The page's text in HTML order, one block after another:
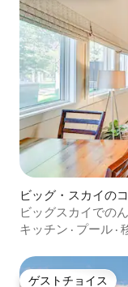
ビッグ・スカイの
ビッグスカイでの
サウナ、快適さ
キッチン · プール ·
ゲストチョイス